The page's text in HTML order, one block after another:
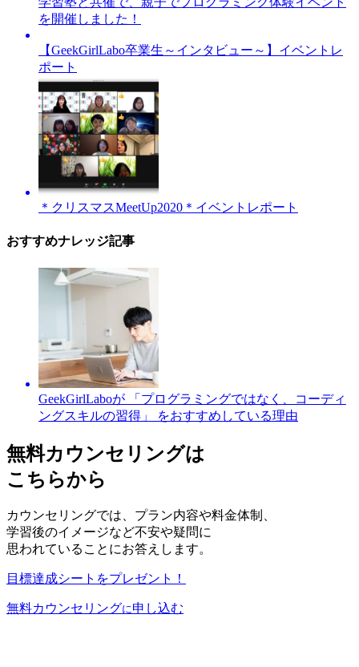
を開催しました！
【GeekGirlLabo卒業生～インタビュー～】イベントレ
ポート
＊クリスマスMeetUp2020＊イベントレポート
おすすめナレッジ記事
GeekGirlLaboが 「プログラミングではなく、コーディ
ングスキルの習得」 をおすすめしている理由
無料カウンセリングは
こちらから
カウンセリングでは、プラン内容や料金体制、
学習後のイメージなど不安や疑問に
思われていることにお答えします。
目標達成シートをプレゼント！
無料カウンセリングに申し込む